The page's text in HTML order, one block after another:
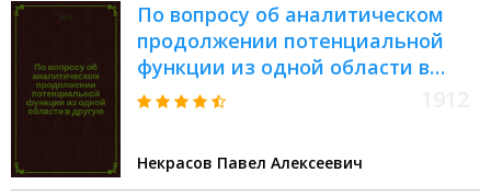
По вопросу об аналитическом
продолжении потенциальной
функции из одной области в
другую : (Извлеч. из письма П.А.
Некрасов Павел Алексеевич